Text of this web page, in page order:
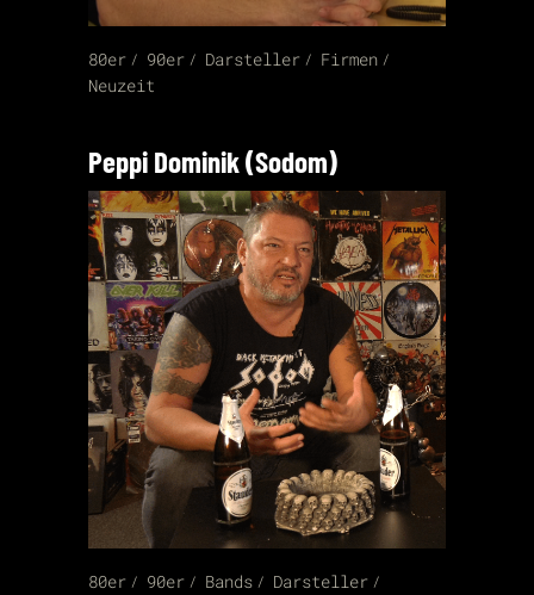
80er 90er Darsteller
Firmen
Neuzeit
Peppi Dominik (Sodom)
80er 90er Bands
Darsteller